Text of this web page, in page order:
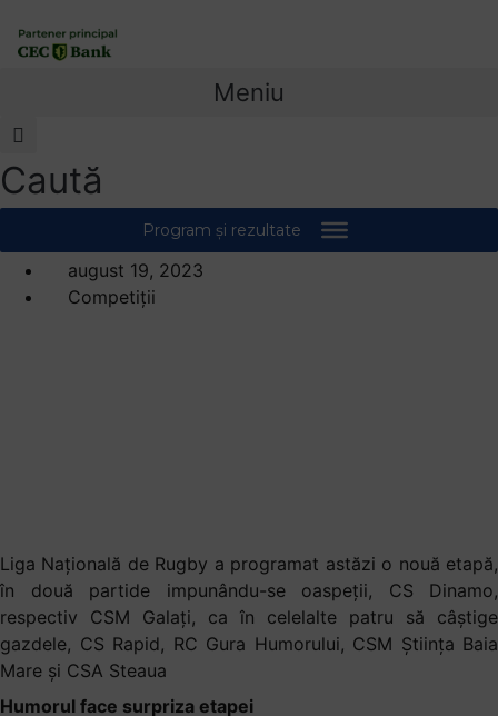
Meniu
Caută
august 19, 2023
Competiții
Liga Națională de Rugby a programat astăzi o nouă etapă,
în două partide impunându-se oaspeții, CS Dinamo,
respectiv CSM Galați, ca în celelalte patru să câștige
gazdele, CS Rapid, RC Gura Humorului, CSM Știința Baia
Mare și CSA Steaua
Humorul face surpriza etapei